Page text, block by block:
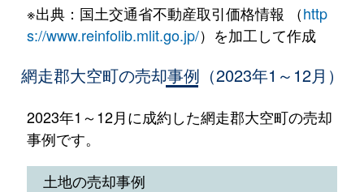
※出典：国土交通省不動産取引価格情報 （http
s://www.reinfolib.mlit.go.jp/）を加工して作成
網走郡大空町の売却事例（2023年1～12月）
2023年1～12月に成約した網走郡大空町の売却
事例です。
土地の売却事例